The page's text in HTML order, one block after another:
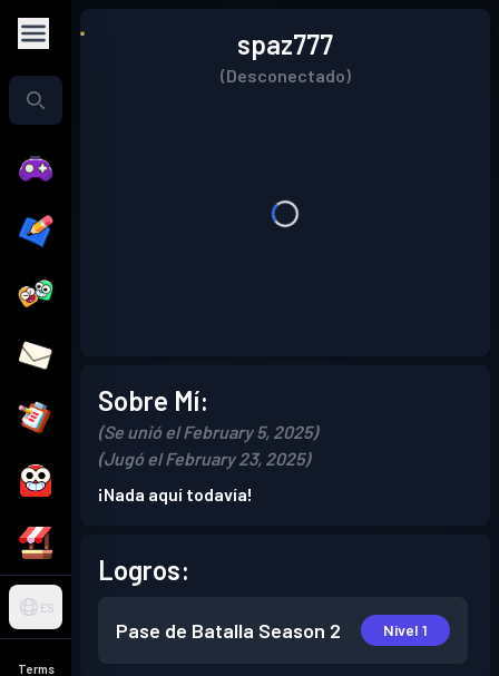
ES
Terms
spaz777
(Desconectado)
Sobre Mí:
(Se unió el February 5, 2025)
(Jugó el February 23, 2025)
¡Nada aquí todavía!
Logros:
Pase de Batalla Season 2 Nivel 1